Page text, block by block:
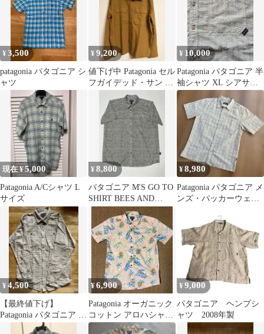
¥3,500
patagonia パタゴニア シ
ャツ
¥9,200
値下げ中 Patagonia セル
フガイデッド・サン ロ
ングスリーブシャツ
¥ 10,000
Patagonia パタゴニア 半
袖シャツ XL シアサッ
カー パタロハ
現在 ¥5,000
Patagonia A/Cシャツ L
サイズ
¥8,800
パタゴニア M'S GO TO
SHIRT BEES AND
FLOWERS
¥8,980
Patagonia パタゴニア メ
ンズ・パッカーウェ
¥4,500
【最終値下げ】
Patagonia パタゴニア 長
袖シャツオーガニック
¥6,900
Patagonia オーガニック
コットン アロハシャツ
半袖シャツ ピンク S
¥ 9,000
パタゴニア ヘンプシ
ャツ 2008年製